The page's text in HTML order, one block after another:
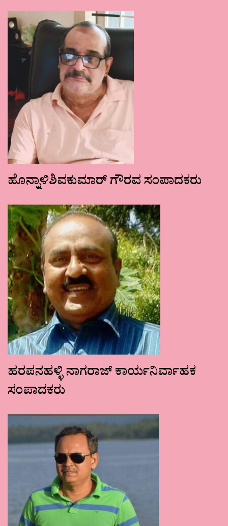
ಹೊನ್ನಾಳಿಶಿವಕುಮಾರ್ ಗೌರವ ಸಂಪಾದಕರು
ಹರಪನಹಳ್ಳಿ ನಾಗರಾಜ್ ಕಾರ್ಯನಿರ್ವಾಹಕ
ಸಂಪಾದಕರು